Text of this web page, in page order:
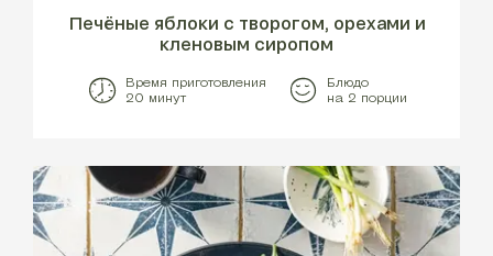
Печёные яблоки с творогом, орехами и
кленовым сиропом
Время приготовления
20 минут
Блюдо
на 2 порции